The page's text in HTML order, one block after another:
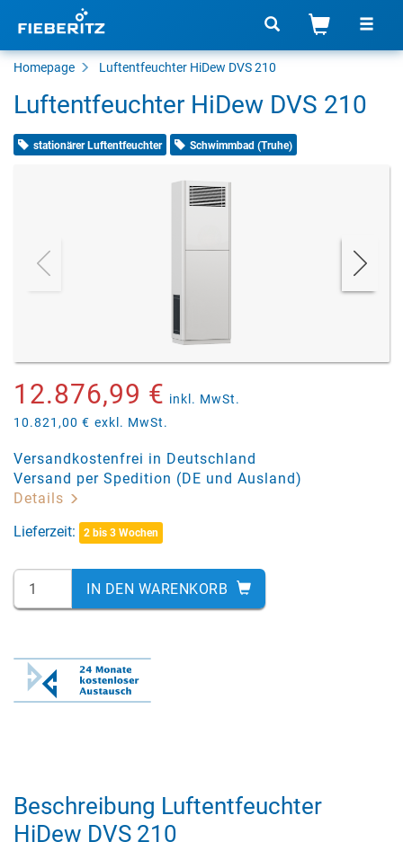
Homepage Luftentfeuchter HiDew DVS 210
Luftentfeuchter HiDew DVS 210
stationärer Luftentfeuchter Schwimmbad (Truhe)
12.876,99 € inkl. MwSt.
10.821,00 € exkl. MwSt.
Versandkostenfrei in Deutschland
Versand per Spedition (DE und Ausland)
Details
Lieferzeit:
2 bis 3 Wochen
IN DEN WARENKORB
Beschreibung Luftentfeuchter
HiDew DVS 210